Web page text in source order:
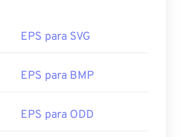
EPS para SVG
EPS para BMP
EPS para ODD